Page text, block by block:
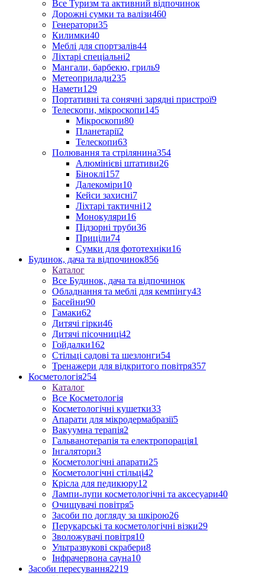
Все Туризм та активний відпочинок
Дорожні сумки та валізи460
Генератори35
Килимки40
Меблі для спортзалів44
Ліхтарі спеціальні2
Мангали, барбекю, гриль9
Метеоприлади235
Намети129
Портативні та сонячні зарядні пристрої9
Телескопи, мікроскопи145
Мікроскопи80
Планетарії2
Телескопи63
Полювання та стрілянина354
Алюмінієві штативи26
Біноклі157
Далекоміри10
Кейси захисні7
Ліхтарі тактичні12
Монокуляри16
Підзорні труби36
Приціли74
Сумки для фототехніки16
Будинок, дача та відпочинок856
Каталог
Все Будинок, дача та відпочинок
Обладнання та меблі для кемпінгу43
Басейни90
Гамаки62
Дитячі гірки46
Дитячі пісочниці42
Гойдалки162
Стільці садові та шезлонги54
Тренажери для відкритого повітря357
Косметологія254
Каталог
Все Косметологія
Косметологічні кушетки33
Апарати для мікродермабразії5
Вакуумна терапія2
Гальванотерапія та електропорація1
Інгалятори3
Косметологічні апарати25
Косметологічні стільці42
Крісла для педикюру12
Лампи-лупи косметологічні та аксесуари40
Очищувачі повітря5
Засоби по догляду за шкірою26
Перукарські та косметологічні візки29
Зволожувачі повітря10
Ультразвукові скрабери8
Інфрачервона сауна10
Засоби пересування2219